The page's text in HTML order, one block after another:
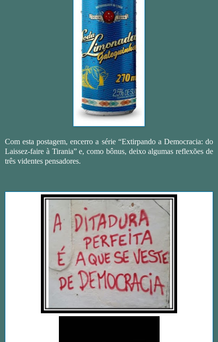
Com esta postagem, encerro a série “Extirpando a Democracia: do
Laissez-faire à Tirania” e, como bônus, deixo algumas reflexões de
três videntes pensadores.